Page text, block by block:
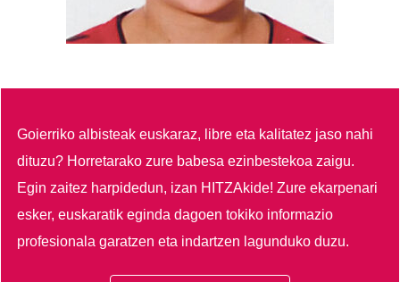
Goierriko albisteak euskaraz, libre eta kalitatez jaso nahi
dituzu? Horretarako zure babesa ezinbestekoa zaigu.
Egin zaitez harpidedun, izan HITZAkide!Zure ekarpenari
esker, euskaratik eginda dagoen tokiko informazio
profesionala garatzen eta indartzen lagunduko duzu.